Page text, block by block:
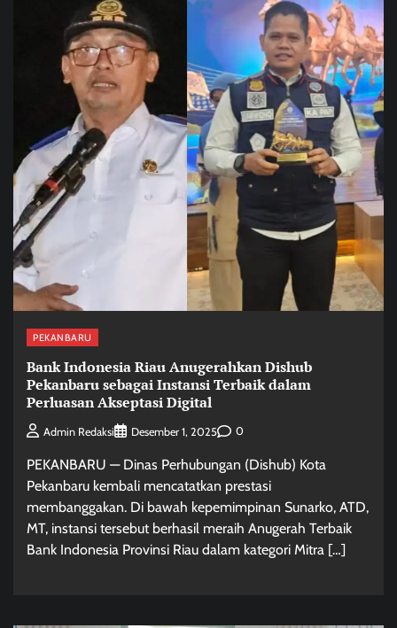
PEKANBARU
Bank Indonesia Riau Anugerahkan Dishub
Pekanbaru sebagai Instansi Terbaik dalam
Perluasan Akseptasi Digital
Admin Redaksi Desember 1, 2025 0
PEKANBARU — Dinas Perhubungan (Dishub) Kota
Pekanbaru kembali mencatatkan prestasi
membanggakan. Di bawah kepemimpinan Sunarko, ATD,
MT, instansi tersebut berhasil meraih Anugerah Terbaik
Bank Indonesia Provinsi Riau dalam kategori Mitra […]